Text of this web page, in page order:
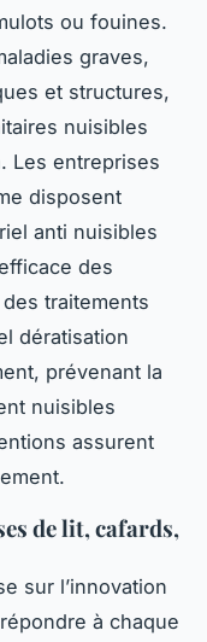
ou fouines.
graves,
et structures,
nuisibles
Les entreprises
disposent
anti nuisibles
des
traitements
dératisation
prévenant la
nuisibles
assurent
de lit, cafards,
sur l’innovation
à chaque